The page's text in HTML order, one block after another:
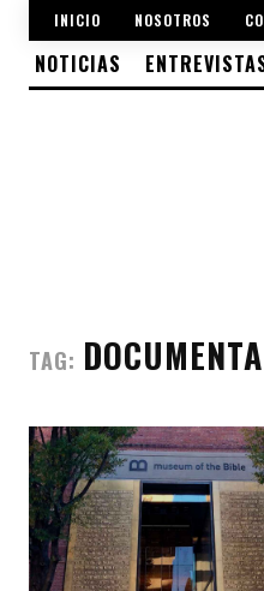
INICIO NOSOTROS
NOTICIAS
TAG: